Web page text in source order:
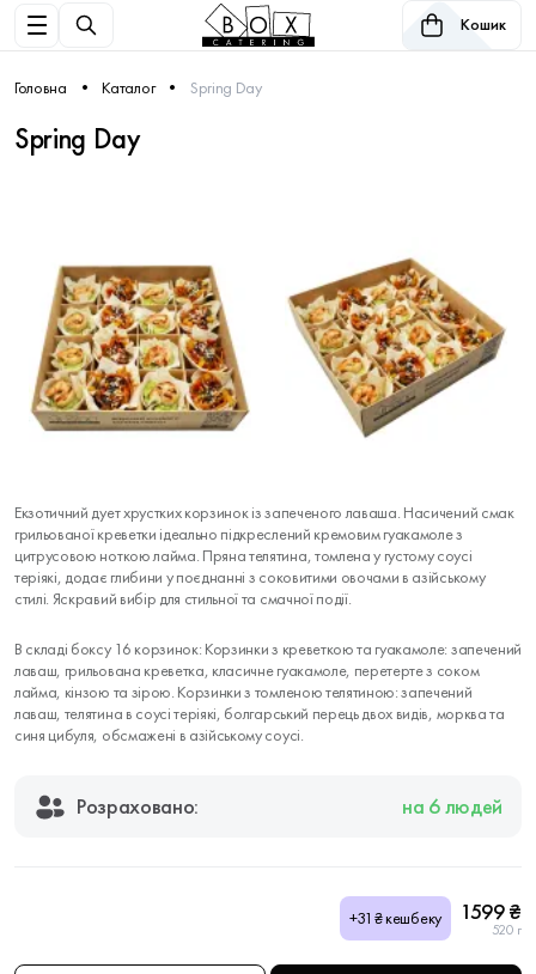
Кошик
Головна Каталог Spring Day
Spring Day
Екзотичний дует хрустких корзинок із запеченого лаваша. Насичений смак
грильованої креветки ідеально підкреслений кремовим гуакамоле з
цитрусовою ноткою лайма. Пряна телятина, томлена у густому соусі
теріякі, додає глибини у поєднанні з соковитими овочами в азійському
стилі. Яскравий вибір для стильної та смачної події.
В складі боксу 16 корзинок: Корзинки з креветкою та гуакамоле: запечений
лаваш, грильована креветка, класичне гуакамоле, перетерте з соком
лайма, кінзою та зірою. Корзинки з томленою телятиною: запечений
лаваш, телятина в соусі теріякі, болгарський перець двох видів, морква та
синя цибуля, обсмажені в азійському соусі.
Розраховано: на 6 людей
+31₴ кешбеку 1599 ₴
520 г